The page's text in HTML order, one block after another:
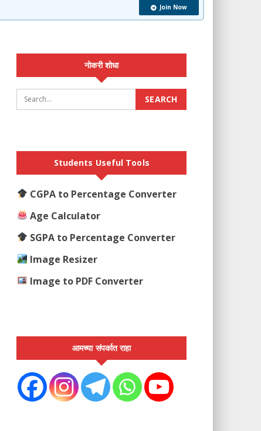
Join Now
नोकरी शोधा
Students Useful Tools
CGPA to Percentage Converter
Age Calculator
SGPA to Percentage Converter
Image Resizer
Image to PDF Converter
आमच्या संपर्कात राहा